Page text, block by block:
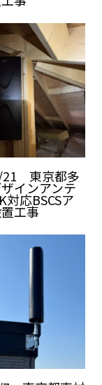
21 東京都多
インアンテ
対応BSCSア
工事